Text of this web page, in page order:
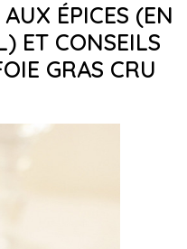
ÉPICES (EN
ET CONSEILS
GRAS CRU